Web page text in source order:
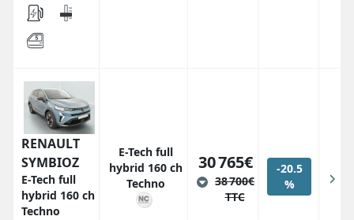
RENAULT
SYMBIOZ
E-Tech full
hybrid 160 ch
Techno
E-Tech full
hybrid 160 ch
Techno
30 765€
38 700€
TTC
-20.5
%